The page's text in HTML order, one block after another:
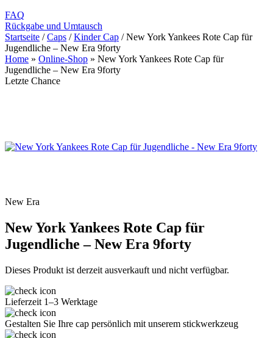
FAQ
Rückgabe und Umtausch
Startseite / Caps / Kinder Cap / New York Yankees Rote Cap für
Jugendliche – New Era 9forty
Home » Online-Shop » New York Yankees Rote Cap für
Jugendliche – New Era 9forty
Letzte Chance
New Era
New York Yankees Rote Cap für
Jugendliche – New Era 9forty
Dieses Produkt ist derzeit ausverkauft und nicht verfügbar.
Lieferzeit 1–3 Werktage
Gestalten Sie Ihre cap persönlich mit unserem stickwerkzeug